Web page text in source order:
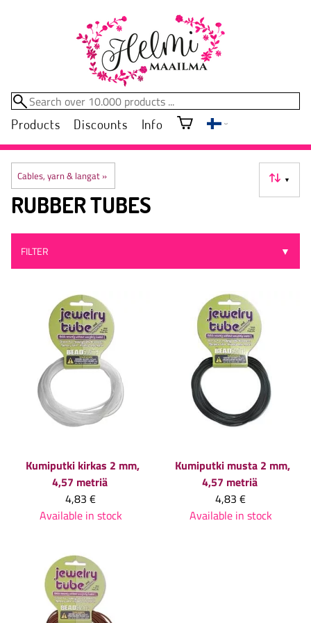
Products Discounts Info
Cables, yarn & langat‪» ▼
RUBBER TUBES
FILTER ▼
Kumiputki kirkas 2 mm,
4,57 metriä
4,83 €
Available in stock
Kumiputki musta 2 mm,
4,57 metriä
4,83 €
Available in stock